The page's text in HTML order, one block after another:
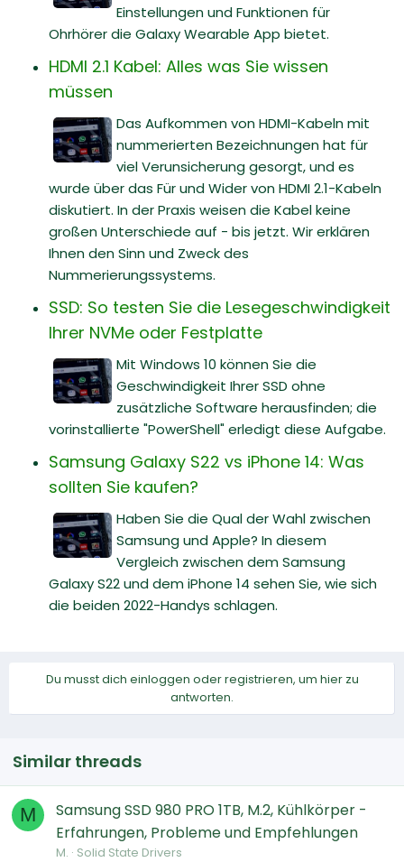
Einstellungen und Funktionen für
Ohrhörer die Galaxy Wearable App bietet.
HDMI 2.1 Kabel: Alles was Sie wissen
müssen
Das Aufkommen von HDMI-Kabeln mit
nummerierten Bezeichnungen hat für
viel Verunsicherung gesorgt, und es
wurde über das Für und Wider von HDMI 2.1-Kabeln
diskutiert. In der Praxis weisen die Kabel keine
großen Unterschiede auf - bis jetzt. Wir erklären
Ihnen den Sinn und Zweck des
Nummerierungssystems.
SSD: So testen Sie die Lesegeschwindigkeit
Ihrer NVMe oder Festplatte
Mit Windows 10 können Sie die
Geschwindigkeit Ihrer SSD ohne
zusätzliche Software herausfinden; die
vorinstallierte "PowerShell" erledigt diese Aufgabe.
Samsung Galaxy S22 vs iPhone 14: Was
sollten Sie kaufen?
Haben Sie die Qual der Wahl zwischen
Samsung und Apple? In diesem
Vergleich zwischen dem Samsung
Galaxy S22 und dem iPhone 14 sehen Sie, wie sich
die beiden 2022-Handys schlagen.
Du musst dich einloggen oder registrieren, um hier zu
antworten.
Similar threads
M
Samsung SSD 980 PRO 1TB, M.2, Kühlkörper -
Erfahrungen, Probleme und Empfehlungen
M. Solid State Drivers